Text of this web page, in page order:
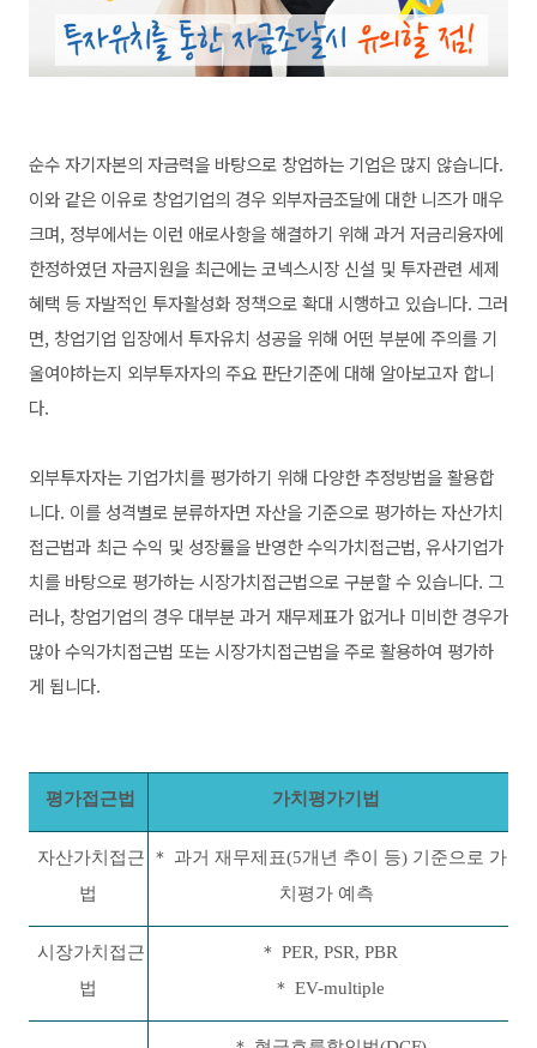
순수 자기자본의 자금력을 바탕으로 창업하는 기업은 많지 않습니다.
이와 같은 이유로 창업기업의 경우 외부자금조달에 대한 니즈가 매우
크며, 정부에서는 이런 애로사항을 해결하기 위해 과거 저금리융자에
한정하였던 자금지원을 최근에는 코넥스시장 신설 및 투자관련 세제
혜택 등 자발적인 투자활성화 정책으로 확대 시행하고 있습니다. 그러
면, 창업기업 입장에서 투자유치 성공을 위해 어떤 부분에 주의를 기
울여야하는지 외부투자자의 주요 판단기준에 대해 알아보고자 합니
다.
외부투자자는 기업가치를 평가하기 위해 다양한 추정방법을 활용합
니다. 이를 성격별로 분류하자면 자산을 기준으로 평가하는 자산가치
접근법과 최근 수익 및 성장률을 반영한 수익가치접근법, 유사기업가
치를 바탕으로 평가하는 시장가치접근법으로 구분할 수 있습니다. 그
러나, 창업기업의 경우 대부분 과거 재무제표가 없거나 미비한 경우가
많아 수익가치접근법 또는 시장가치접근법을 주로 활용하여 평가하
게 됩니다.
평가접근법 가치평가기법
자산가치접근
법
＊ 과거 재무제표(5개년 추이 등) 기준으로 가
치평가 예측
시장가치접근
법
＊ PER, PSR, PBR
＊ EV-multiple